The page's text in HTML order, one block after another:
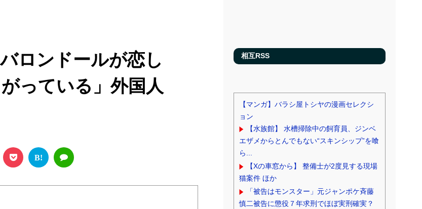
e
ロンドールが恋し
っている」外国人
B!
相互RSS
【マンガ】バラシ屋トシヤの漫画セレクシ
ョン
【水族館】 水槽掃除中の飼育員、ジンベ
エザメからとんでもない“スキンシップ”を喰
ら...
【Xの車窓から】 整備士が2度見する現場
猫案件 ほか
「被告はモンスター」元ジャンポケ斉藤
慎二被告に懲役７年求刑でほぼ実刑確実？